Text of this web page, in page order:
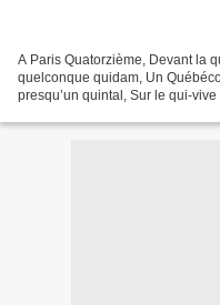
A Paris Quatorzième, Devant la
quelconque quidam, Un
presqu’un quintal, Sur le qui-